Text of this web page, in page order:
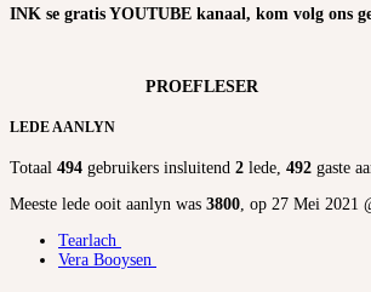
INK se gratis YOUTUBE kanaal, kom volg ons
PROEFLESER
LEDE AANLYN
Totaal 494 gebruikers insluitend 2 lede, 492 gaste
Meeste lede ooit aanlyn was 3800, op 27 Mei 2021
Tearlach
Vera Booysen